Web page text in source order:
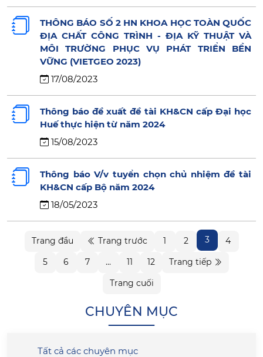
THÔNG BÁO SỐ 2 HN KHOA HỌC TOÀN QUỐC
ĐỊA CHẤT CÔNG TRÌNH - ĐỊA KỸ THUẬT VÀ
MÔI TRƯỜNG PHỤC VỤ PHÁT TRIỂN BỀN
VỮNG (VIETGEO 2023)
17/08/2023
Thông báo đề xuất đề tài KH&CN cấp Đại học
Huế thực hiện từ năm 2024
15/08/2023
Thông báo V/v tuyển chọn chủ nhiệm đề tài
KH&CN cấp Bộ năm 2024
18/05/2023
Trang đầu Trang trước 1 2 3
4
5
6 7 ... 11 12
Trang tiếp
Trang cuối
CHUYÊN MỤC
Tất cả các chuyên mục